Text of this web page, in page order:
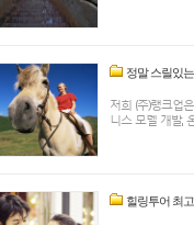
정말 스릴있
저희 (주)랭크업
니스 모델 개발,
힐링투어 최